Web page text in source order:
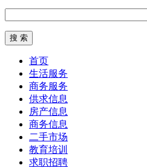
首页
生活服务
商务服务
供求信息
房产信息
商务信息
二手市场
教育培训
求职招聘